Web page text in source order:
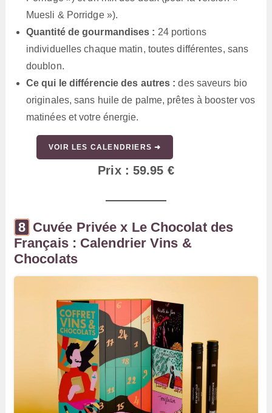
Muesli & Porridge »).
Quantité de gourmandises : 24 portions
individuelles chaque matin, toutes différentes, sans
doublon.
Ce qui le différencie des autres : des saveurs bio
originales, sans huile de palme, prêtes à booster vos
matinées et votre énergie.
VOIR LES CALENDRIERS ➜
Prix : 59.95 €
Cuvée Privée x Le Chocolat des
Français : Calendrier Vins &
Chocolats